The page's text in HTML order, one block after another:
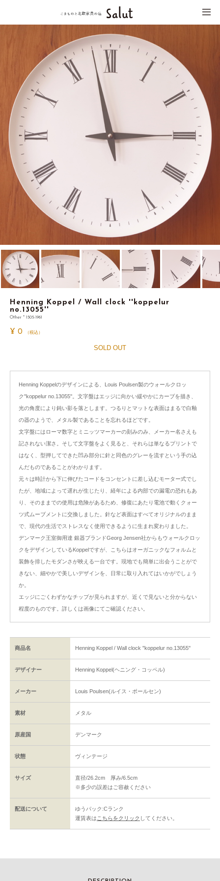
Henning Koppel / Wall clock ''koppelur
no.13055''
Other * 1505-1961
¥ 0 （税込）
SOLD OUT
Henning Koppelのデザインによる、Louis Poulsen製のウォールクロッ
ク''koppelur no.13055''。文字盤はエッジに向かい緩やかにカーブを描き、
光の角度により鈍い影を落とします。つるりとマットな表面はまるで白釉
の器のようで、メタル製であることを忘れるほどです。
文字盤にはローマ数字とミニッツマーカーの刻みのみ、メーカー名さえも
記されない潔さ。そして文字盤をよく見ると、それらは単なるプリントで
はなく、型押してできた凹み部分に針と同色のグレーを流すという手の込
んだものであることがわかります。
元々は時計から下に伸びたコードをコンセントに差し込むモーター式でし
たが、地域によって遅れが生じたり、経年による内部での漏電の恐れもあ
り、そのままでの使用は危険があるため、修復にあたり電池で動くクォー
ツ式ムーブメントに交換しました。針など表面はすべてオリジナルのまま
で、現代の生活でストレスなく使用できるように生まれ変わりました。
デンマーク王室御用達 銀器ブランドGeorg Jensen社からもウォールクロッ
クをデザインしているKoppelですが、こちらはオーガニックなフォルムと
装飾を排したモダンさが映える一台です。現地でも簡単に出会うことがで
きない、細やかで美しいデザインを、日常に取り入れてはいかがでしょう
か。
エッジにごくわずかなチップが見られますが、近くで見ないと分からない
程度のものです。詳しくは画像にてご確認ください。
商品名 Henning Koppel / Wall clock ''koppelur no.13055''
デザイナー Henning Koppel(ヘニング・コッペル)
メーカー Louis Poulsen(ルイス・ポールセン)
素材 メタル
原産国 デンマーク
状態 ヴィンテージ
サイズ
直径/26.2cm 厚み/6.5cm
※多少の誤差はご容赦ください
配送について
ゆうパック:Cランク
運賃表は こちらをクリック してください。